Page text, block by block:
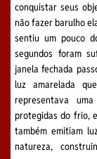
conquistar seus
não fazer barulho
sentiu um pouco
segundos foram
janela fechada
luz amarelada
representava
protegidas do frio,
também emitiam
natureza,